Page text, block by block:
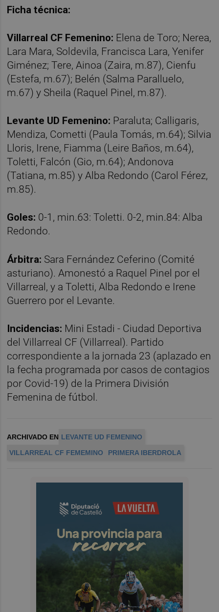
Ficha técnica:
Villarreal CF Femenino: Elena de Toro; Nerea,
Lara Mara, Soldevila, Francisca Lara, Yenifer
Giménez; Tere, Ainoa (Zaira, m.87), Cienfu
(Estefa, m.67); Belén (Salma Paralluelo,
m.67) y Sheila (Raquel Pinel, m.87).
Levante UD Femenino: Paraluta; Calligaris,
Mendiza, Cometti (Paula Tomás, m.64); Silvia
Lloris, Irene, Fiamma (Leire Baños, m.64),
Toletti, Falcón (Gio, m.64); Andonova
(Tatiana, m.85) y Alba Redondo (Carol Férez,
m.85).
Goles: 0-1, min.63: Toletti. 0-2, min.84: Alba
Redondo.
Árbitra: Sara Fernández Ceferino (Comité
asturiano). Amonestó a Raquel Pinel por el
Villarreal, y a Toletti, Alba Redondo e Irene
Guerrero por el Levante.
Incidencias: Mini Estadi - Ciudad Deportiva
del Villarreal CF (Villarreal). Partido
correspondiente a la jornada 23 (aplazado en
la fecha programada por casos de contagios
por Covid-19) de la Primera División
Femenina de fútbol.
ARCHIVADO EN LEVANTE UD FEMENINO
VILLARREAL CF FEMEMINO
PRIMERA IBERDROLA